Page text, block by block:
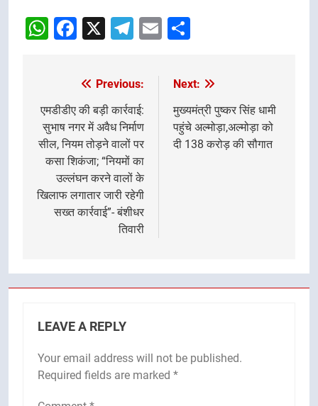
WhatsApp
Facebook
X Telegram
Email
navigation
Previous:
एमडीडीए की बड़ी कार्रवाई:
सुभाष नगर में अवैध निर्माण
सील, नियम तोड़ने वालों पर
कसा शिकंजा; “नियमों का
उल्लंघन करने वालों के
खिलाफ लगातार जारी रहेगी
सख्त कार्रवाई”- बंशीधर
तिवारी
Next:
मुख्यमंत्री पुष्कर सिंह धामी
पहुंचे अल्मोड़ा,अल्मोड़ा को
दी 138 करोड़ की सौगात
LEAVE A REPLY
Your email address will not be published.
Required fields are marked *